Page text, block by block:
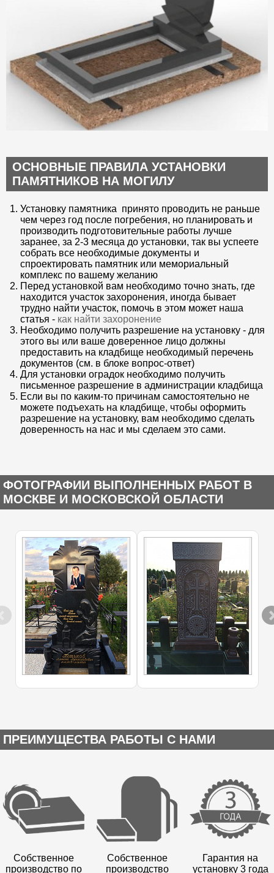
ОСНОВНЫЕ ПРАВИЛА УСТАНОВКИ
ПАМЯТНИКОВ НА МОГИЛУ
Установку памятника принято проводить не раньше
чем через год после погребения, но планировать и
производить подготовительные работы лучше
заранее, за 2-3 месяца до установки, так вы успеете
собрать все необходимые документы и
спроектировать памятник или мемориальный
комплекс по вашему желанию
Перед установкой вам необходимо точно знать, где
находится участок захоронения, иногда бывает
трудно найти участок, помочь в этом может наша
статья - как найти захоронение
Необходимо получить разрешение на установку - для
этого вы или ваше доверенное лицо должны
предоставить на кладбище необходимый перечень
документов (см. в блоке вопрос-ответ)
Для установки оградок необходимо получить
письменное разрешение в администрации кладбища
Если вы по каким-то причинам самостоятельно не
можете подъехать на кладбище, чтобы оформить
разрешение на установку, вам необходимо сделать
доверенность на нас и мы сделаем это сами.
ФОТОГРАФИИ ВЫПОЛНЕННЫХ РАБОТ В
МОСКВЕ И МОСКОВСКОЙ ОБЛАСТИ
ПРЕИМУЩЕСТВА РАБОТЫ С НАМИ
Собственное
производство по
Собственное
производство
Гарантия на
установку 3 года